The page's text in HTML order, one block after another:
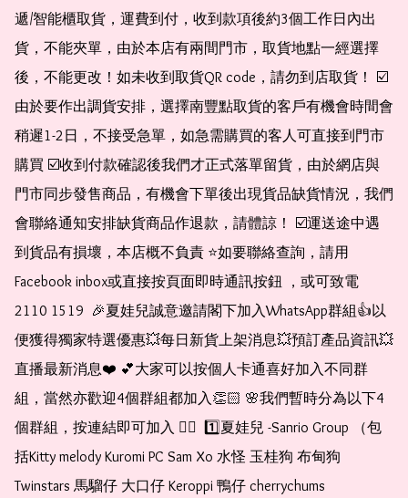
遞/智能櫃取貨，運費到付，收到款項後約3個工作日內出
貨，不能夾單，由於本店有兩間門市，取貨地點一經選擇
後，不能更改！如未收到取貨QR code，請勿到店取貨！ ☑️
由於要作出調貨安排，選擇南豐點取貨的客戶有機會時間會
稍遲1-2日，不接受急單，如急需購買的客人可直接到門市
購買 ☑️收到付款確認後我們才正式落單留貨，由於網店與
門市同步發售商品，有機會下單後出現貨品缺貨情況，我們
會聯絡通知安排缺貨商品作退款，請體諒！ ☑️運送途中遇
到貨品有損壞，本店概不負責 ⭐️如要聯絡查詢，請用
Facebook inbox或直接按頁面即時通訊按鈕 ，或可致電
2110 1519  🎉夏娃兒誠意邀請閣下加入WhatsApp群組👍以
便獲得獨家特選優惠💥每日新貨上架消息💥預訂產品資訊💥
直播最新消息❤️ 💕大家可以按個人卡通喜好加入不同群
組，當然亦歡迎4個群組都加入👏🏻 🌸我們暫時分為以下4
個群組，按連結即可加入 👇🏻  1️⃣夏娃兒 -Sanrio Group （包
括Kitty melody Kuromi PC Sam Xo 水怪 玉桂狗 布甸狗
Twinstars 馬騮仔 大口仔 Keroppi 鴨仔 cherrychums